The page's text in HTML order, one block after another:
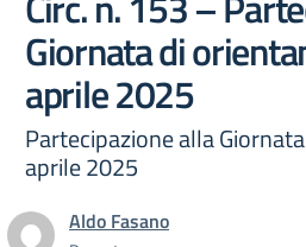
Giornata di
aprile 2025
Partecipazione alla
aprile 2025
Aldo Fasano